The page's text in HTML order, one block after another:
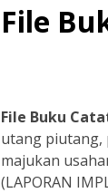
File
File Buku
utang piutang,
majukan
(LAPORAN